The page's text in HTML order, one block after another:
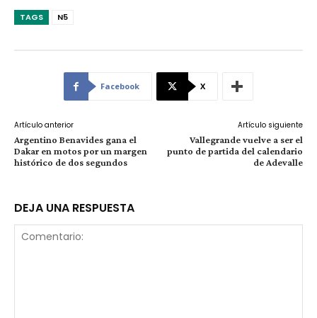
TAGS N5
Facebook X
Artículo anterior
Argentino Benavides gana el
Dakar en motos por un margen
histórico de dos segundos
Artículo siguiente
Vallegrande vuelve a ser el
punto de partida del calendario
de Adevalle
DEJA UNA RESPUESTA